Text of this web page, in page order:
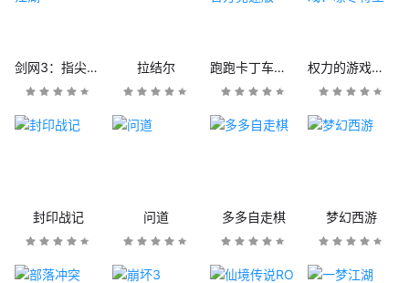
剑网3：指尖江湖 拉结尔 跑跑卡丁车官方竞速版 权力的游戏：凛冬将至
封印战记 问道 多多自走棋 梦幻西游